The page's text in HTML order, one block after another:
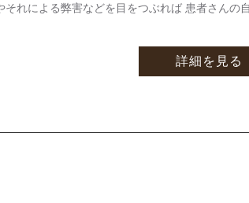
それによる弊害などを目をつぶれば 患者さんの
詳細を見る